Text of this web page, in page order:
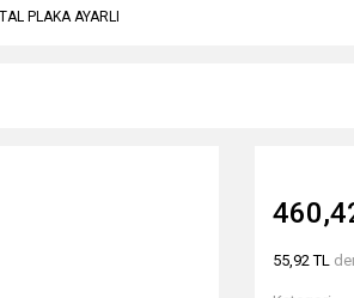
PLAKA AYARLI
55,92 TL